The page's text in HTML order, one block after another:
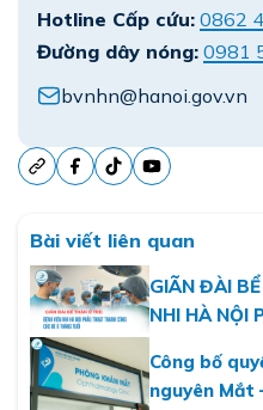
Hotline Cấp cứu: 0862
Đường dây nóng: 0981
bvnhn@hanoi.gov.vn
Bài viết liên quan
GIÃN ĐÀI
NHI HÀ NỘI
THUẬT NỘI
Công bố
nguyên Mắt